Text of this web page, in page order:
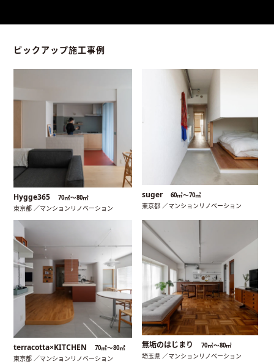
ピックアップ施工事例
Hygge365 70㎡〜80㎡
東京都 ／マンションリノベーション
suger 60㎡〜70㎡
東京都 ／マンションリノベーション
terracotta×KITCHEN 70㎡〜80㎡
東京都 ／マンションリノベーション
無垢のはじまり 70㎡〜80㎡
埼玉県 ／マンションリノベーション